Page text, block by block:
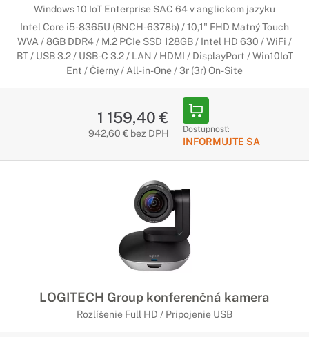
Windows 10 IoT Enterprise SAC 64 v anglickom jazyku
Intel Core i5-8365U (BNCH-6378b) / 10,1" FHD Matný Touch
WVA / 8GB DDR4 / M.2 PCIe SSD 128GB / Intel HD 630 / WiFi /
BT / USB 3.2 / USB-C 3.2 / LAN / HDMI / DisplayPort / Win10IoT
Ent / Čierny / All-in-One / 3r (3r) On-Site
1 159,40 €
942,60 € bez DPH Dostupnosť:
INFORMUJTE SA
LOGITECH Group konferenčná kamera
Rozlíšenie Full HD / Pripojenie USB